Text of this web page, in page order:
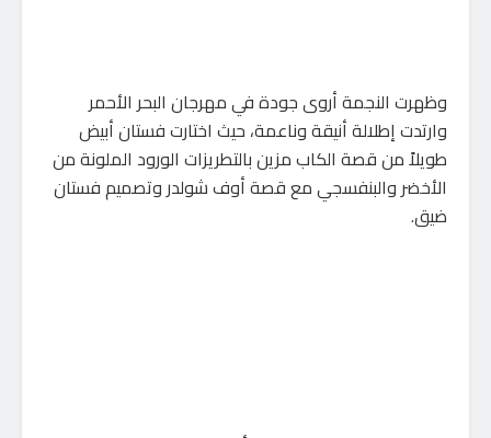
وظهرت النجمة أروى جودة في مهرجان البحر الأحمر
وارتدت إطلالة أنيقة وناعمة، حيث اختارت فستان أبيض
طويلاً من قصة الكاب مزين بالتطريزات الورود الملونة من
الأخضر والبنفسجي مع قصة أوف شولدر وتصميم فستان
ضيق.